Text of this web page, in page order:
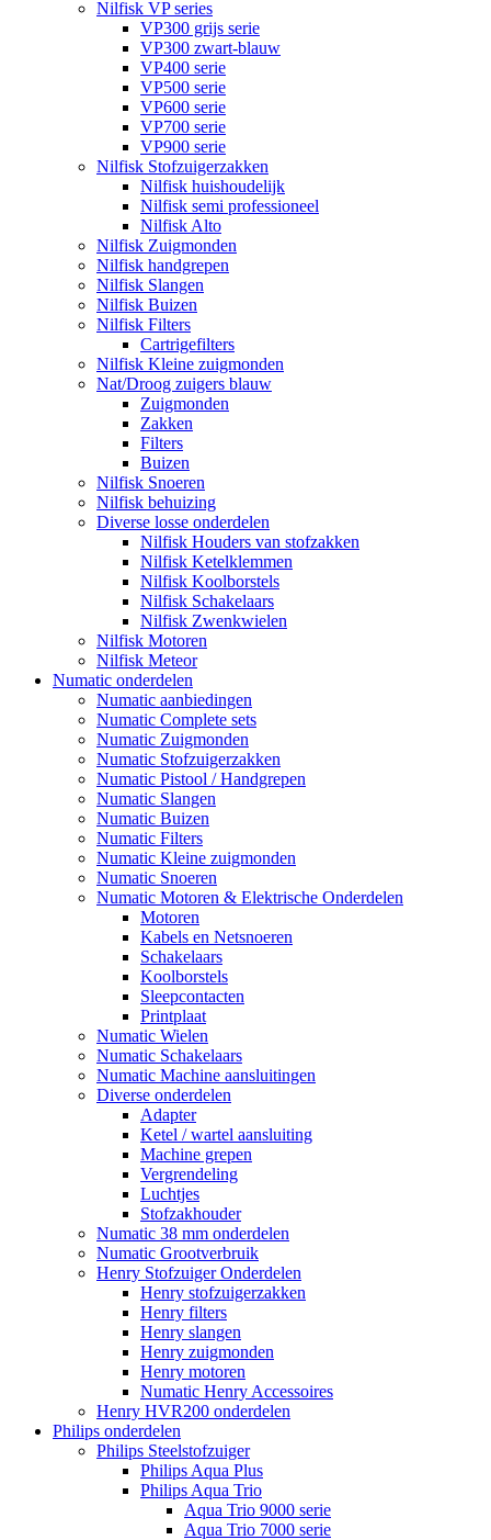
Nilfisk VP series
VP300 grijs serie
VP300 zwart-blauw
VP400 serie
VP500 serie
VP600 serie
VP700 serie
VP900 serie
Nilfisk Stofzuigerzakken
Nilfisk huishoudelijk
Nilfisk semi professioneel
Nilfisk Alto
Nilfisk Zuigmonden
Nilfisk handgrepen
Nilfisk Slangen
Nilfisk Buizen
Nilfisk Filters
​Cartrigefilters
Nilfisk Kleine zuigmonden
Nat/Droog zuigers blauw
Zuigmonden
Zakken
Filters
Buizen
Nilfisk Snoeren
Nilfisk behuizing
Diverse losse onderdelen
Nilfisk Houders van stofzakken
Nilfisk Ketelklemmen
Nilfisk Koolborstels
Nilfisk Schakelaars
Nilfisk Zwenkwielen
Nilfisk Motoren
Nilfisk Meteor
Numatic onderdelen
Numatic aanbiedingen
Numatic Complete sets
Numatic Zuigmonden
Numatic Stofzuigerzakken
Numatic Pistool / Handgrepen
Numatic Slangen
Numatic Buizen
Numatic Filters
Numatic Kleine zuigmonden
Numatic Snoeren
Numatic Motoren & Elektrische Onderdelen
Motoren
Kabels en Netsnoeren
Schakelaars
Koolborstels
Sleepcontacten
Printplaat
Numatic Wielen
Numatic Schakelaars
Numatic Machine aansluitingen
Diverse onderdelen
Adapter
Ketel / wartel aansluiting
Machine grepen
Vergrendeling
Luchtjes
Stofzakhouder
Numatic 38 mm onderdelen
Numatic Grootverbruik
Henry Stofzuiger Onderdelen
Henry stofzuigerzakken
Henry filters
Henry slangen
Henry zuigmonden
Henry motoren
Numatic Henry Accessoires
Henry HVR200 onderdelen
Philips onderdelen
Philips Steelstofzuiger
Philips Aqua Plus
Philips Aqua Trio
Aqua Trio 9000 serie
Aqua Trio 7000 serie